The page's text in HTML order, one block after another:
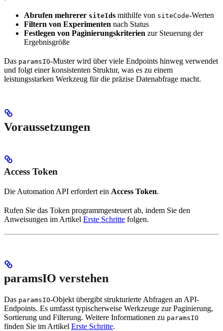
Abrufen mehrerer siteId s mithilfe von siteCode-Werten
Filtern von Experimenten nach Status
Festlegen von Paginierungskriterien zur Steuerung der
Ergebnisgröße
Das paramsIO-Muster wird über viele Endpoints hinweg verwendet
und folgt einer konsistenten Struktur, was es zu einem
leistungsstarken Werkzeug für die präzise Datenabfrage macht.
Voraussetzungen
Access Token
Die Automation API erfordert ein Access Token.
Rufen Sie das Token programmgesteuert ab, indem Sie den
Anweisungen im Artikel Erste Schritte folgen.
paramsIO verstehen
Das paramsIO-Objekt übergibt strukturierte Abfragen an API-
Endpoints. Es umfasst typischerweise Werkzeuge zur Paginierung,
Sortierung und Filterung. Weitere Informationen zu paramsIO
finden Sie im Artikel Erste Schritte.